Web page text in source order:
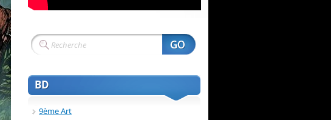
BD
9ème Art